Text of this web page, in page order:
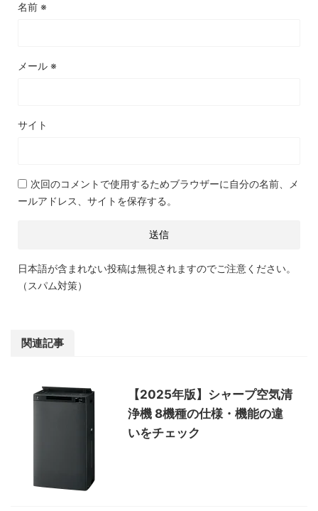
名前 ※
メール ※
サイト
次回のコメントで使用するためブラウザーに自分の名前、メ
ールアドレス、サイトを保存する。
日本語が含まれない投稿は無視されますのでご注意ください。
（スパム対策）
関連記事
【2025年版】シャープ空気清
浄機 8機種の仕様・機能の違
いをチェック